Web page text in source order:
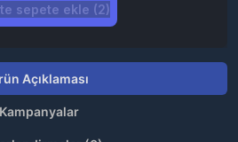
sepete ekle (2)
Açıklaması
Kampanyalar